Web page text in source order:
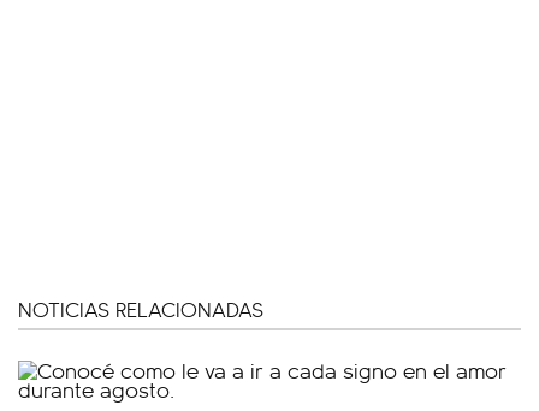
NOTICIAS RELACIONADAS